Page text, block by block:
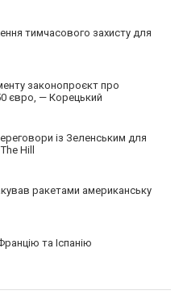
тимчасового захисту для
законопроєкт про
євро, — Корецький
із Зеленським для
Hill
ракетами американську
та Іспанію